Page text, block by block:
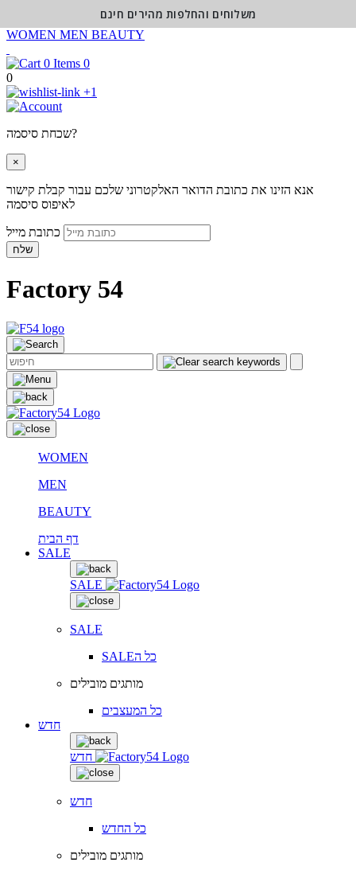
WOMEN MEN BEAUTY
0
0
+1
שכחת סיסמה?
×
אנא הזינו את כתובת הדואר האלקטרוני שלכם עבור קבלת קישור
לאיפוס סיסמה
שלח
Factory 54
WOMEN
MEN
BEAUTY
דף הבית
SALE
SALE
SALE
SALEכל ה
מותגים מובילים
כל המעצבים
חדש
חדש
חדש
כל החדש
מותגים מובילים
משלוחים והחלפות מהירים חינם